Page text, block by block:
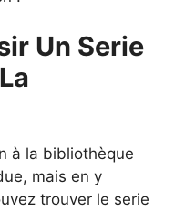
Un Serie
à la bibliothèque
mais en y
trouver le serie